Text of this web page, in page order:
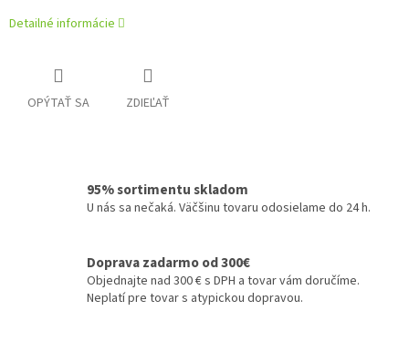
Detailné informácie
OPÝTAŤ SA ZDIEĽAŤ
95% sortimentu skladom
U nás sa nečaká. Väčšinu tovaru odosielame do 24 h.
Doprava zadarmo od 300€
Objednajte nad 300 € s DPH a tovar vám doručíme.
Neplatí pre tovar s atypickou dopravou.